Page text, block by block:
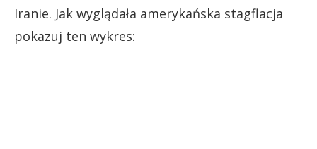
Iranie. Jak wyglądała amerykańska stagflacja
pokazuj ten wykres: